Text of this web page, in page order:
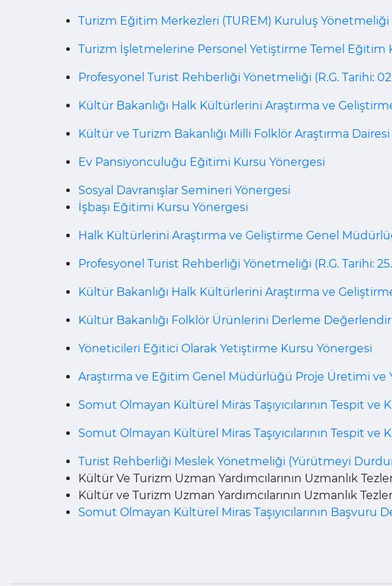
Turizm Eğitim Merkezleri (TUREM) Kuruluş Yönetmeliği
Turizm İşletmelerine Personel Yetiştirme Temel Eğitim
Profesyonel Turist Rehberliği Yönetmeliği (R.G. Tarihi:
Kültür Bakanlığı Halk Kültürlerini Araştırma ve
Kültür ve Turizm Bakanlığı Milli Folklör Araştırma
Ev Pansiyonculuğu Eğitimi Kursu Yönergesi
Sosyal Davranışlar Semineri Yönergesi
İşbaşı Eğitimi Kursu Yönergesi
Halk Kültürlerini Araştırma ve Geliştirme Genel
Profesyonel Turist Rehberliği Yönetmeliği (R.G. Tarihi:
Kültür Bakanlığı Halk Kültürlerini Araştırma ve
Kültür Bakanlığı Folklör Ürünlerini Derleme
Yöneticileri Eğitici Olarak Yetiştirme Kursu Yönergesi
Araştırma ve Eğitim Genel Müdürlüğü Proje Üretimi ve
Somut Olmayan Kültürel Miras Taşıyıcılarının Tespit ve
Somut Olmayan Kültürel Miras Taşıyıcılarının Tespit
Turist Rehberliği Meslek Yönetmeliği (Yürütmeyi
Kültür Ve Turizm Uzman Yardımcılarının Uzmanlık
Kültür ve Turizm Uzman Yardımcılarının Uzmanlık
Somut Olmayan Kültürel Miras Taşıyıcılarının